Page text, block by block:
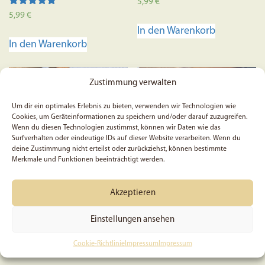
Zustimmung verwalten
Um dir ein optimales Erlebnis zu bieten, verwenden wir Technologien wie
Cookies, um Geräteinformationen zu speichern und/oder darauf zuzugreifen.
Wenn du diesen Technologien zustimmst, können wir Daten wie das
Surfverhalten oder eindeutige IDs auf dieser Website verarbeiten. Wenn du
deine Zustimmung nicht erteilst oder zurückziehst, können bestimmte
Merkmale und Funktionen beeinträchtigt werden.
Akzeptieren
Einstellungen ansehen
Cookie-RichtlinieImpressum Impressum
Bewertet mit
5,99€
In den Warenkorb
In den Warenkorb
5x Sprüche 16, 3 – Sticker
Christliches Notizbuch |
Jahreslosung 2026 | Siehe,
Journal | Bibel | Gebet |